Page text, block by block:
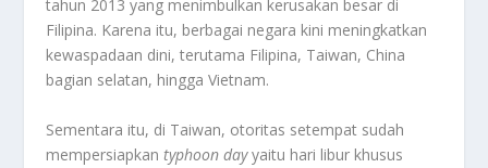
tahun 2013 yang menimbulkan kerusakan besar di
Filipina. Karena itu, berbagai negara kini meningkatkan
kewaspadaan dini, terutama Filipina, Taiwan, China
bagian selatan, hingga Vietnam.
Sementara itu, di Taiwan, otoritas setempat sudah
mempersiapkantyphoon dayyaitu hari libur khusus